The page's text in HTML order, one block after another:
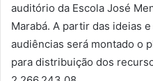
auditório da Escola José
Marabá. A partir das ideias
audiências será montado o
para distribuição dos